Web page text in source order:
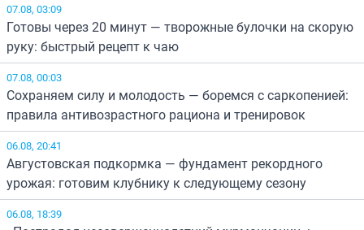
07.08, 03:09
Готовы через 20 минут — творожные булочки на скорую
руку: быстрый рецепт к чаю
07.08, 00:03
Сохраняем силу и молодость — боремся с саркопенией:
правила антивозрастного рациона и тренировок
06.08, 20:41
Августовская подкормка — фундамент рекордного
урожая: готовим клубнику к следующему сезону
06.08, 18:39